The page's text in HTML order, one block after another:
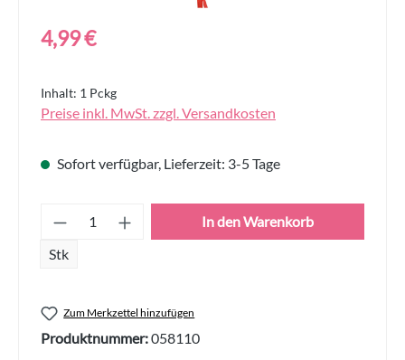
Regulärer Preis:
4,99 €
Inhalt: 1 Pckg
Preise inkl. MwSt. zzgl. Versandkosten
Sofort verfügbar, Lieferzeit: 3-5 Tage
Produkt Anzahl: Gib den gewünschten
Stk
In den Warenkorb
Zum Merkzettel hinzufügen
Produktnummer:058110